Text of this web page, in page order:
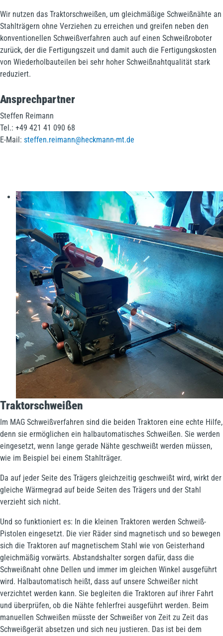
Wir nutzen das Traktorschweißen, um gleichmäßige Schweißnähte an
Stahlträgern ohne Verziehen zu erreichen und greifen neben den
konventionellen Schweißverfahren auch auf einen Schweißroboter
zurück, der die Fertigungszeit und damit auch die Fertigungskosten
von Wiederholbauteilen bei sehr hoher Schweißnahtqualität stark
reduziert.
Ansprechpartner
Steffen Reimann
Tel.: +49 421 41 090 68
E-Mail: steffen.reimann@heckmann-mt.de
Traktorschweißen
Im MAG Schweißverfahren sind die beiden Traktoren eine echte Hilfe,
denn sie ermöglichen ein halbautomatisches Schweißen. Sie werden
eingesetzt, wenn lange gerade Nähte geschweißt werden müssen,
wie im Beispiel bei einem Stahlträger.
Da auf jeder Seite des Trägers gleichzeitig geschweißt wird, wirkt der
gleiche Wärmegrad auf beide Seiten des Trägers und der Stahl
verzieht sich nicht.
Und so funktioniert es: In die kleinen Traktoren werden Schweiß-
Pistolen eingesetzt. Die vier Räder sind magnetisch und so bewegen
sich die Traktoren auf magnetischem Stahl wie von Geisterhand
gleichmäßig vorwärts. Abstandshalter sorgen dafür, dass die
Schweißnaht ohne Dellen und immer im gleichen Winkel ausgeführt
wird. Halbautomatisch heißt, dass auf unsere Schweißer nicht
verzichtet werden kann. Sie begleiten die Traktoren auf ihrer Fahrt
und überprüfen, ob die Nähte fehlerfrei ausgeführt werden. Beim
manuellen Schweißen müsste der Schweißer von Zeit zu Zeit das
Schweißgerät absetzen und sich neu justieren. Das ist bei dem